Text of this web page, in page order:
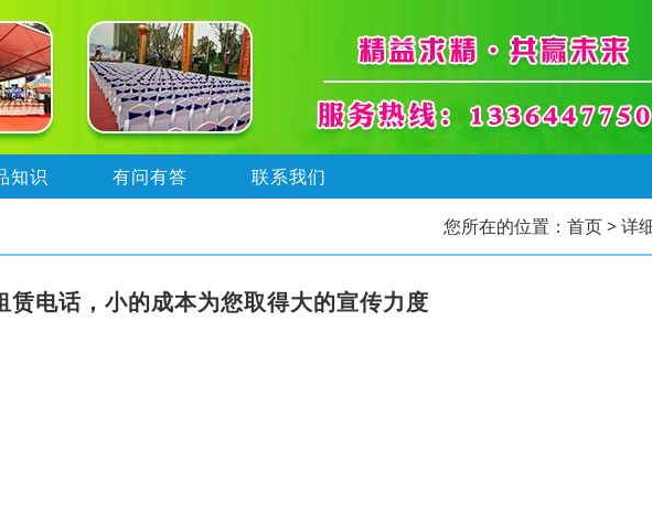
知识 有问有答 联系我们
您所在的位置： 首页> 详
赁电话，小的成本为您取得大的宣传力度